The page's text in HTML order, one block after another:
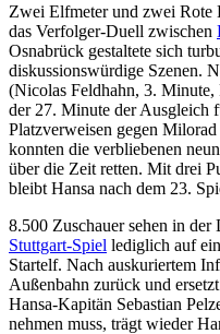
Zwei Elfmeter und zwei Rote
das Verfolger-Duell zwischen
Osnabrück gestaltete sich
diskussionswürdige Szenen.
(Nicolas Feldhahn, 3. Minute,
der 27. Minute der Ausgleich
Platzverweisen gegen
konnten die verbliebenen
über die Zeit retten. Mit drei
bleibt Hansa nach dem 23.
8.500 Zuschauer sehen in
Stuttgart-Spiel lediglich auf
Startelf. Nach auskuriertem
Außenbahn zurück und
Hansa-Kapitän Sebastian
nehmen muss, trägt wieder